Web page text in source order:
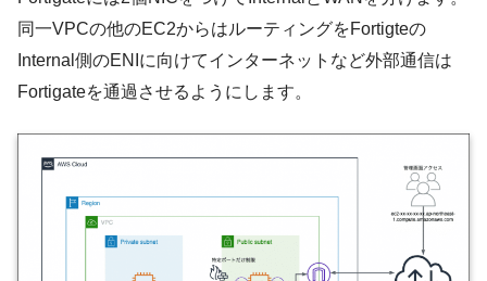
同一VPCの他のEC2からはルーティングをFortigteの
Internal側のENIに向けてインターネットなど外部通信は
Fortigateを通過させるようにします。